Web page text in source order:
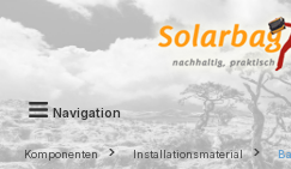
Zum Hauptinhalt springen
Navigation
Komponenten Installationsmaterial